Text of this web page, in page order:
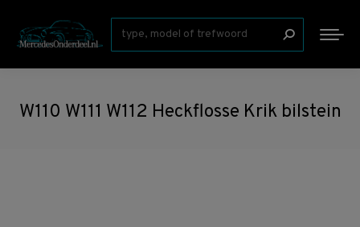
Zoeken:
W110 W111 W112 Heckflosse Krik bilstein